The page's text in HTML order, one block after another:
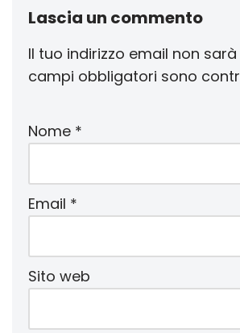
Lascia un commento
Il tuo indirizzo email non
campi obbligatori sono
Nome *
Email *
Sito web